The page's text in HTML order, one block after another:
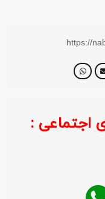
https://
: خبر